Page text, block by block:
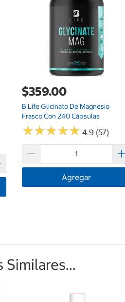
$359.00
B Life Glicinato De Magnesio
Frasco Con 240 Cápsulas
★★★★★
★★★★★ 4.9 (57)
Agregar